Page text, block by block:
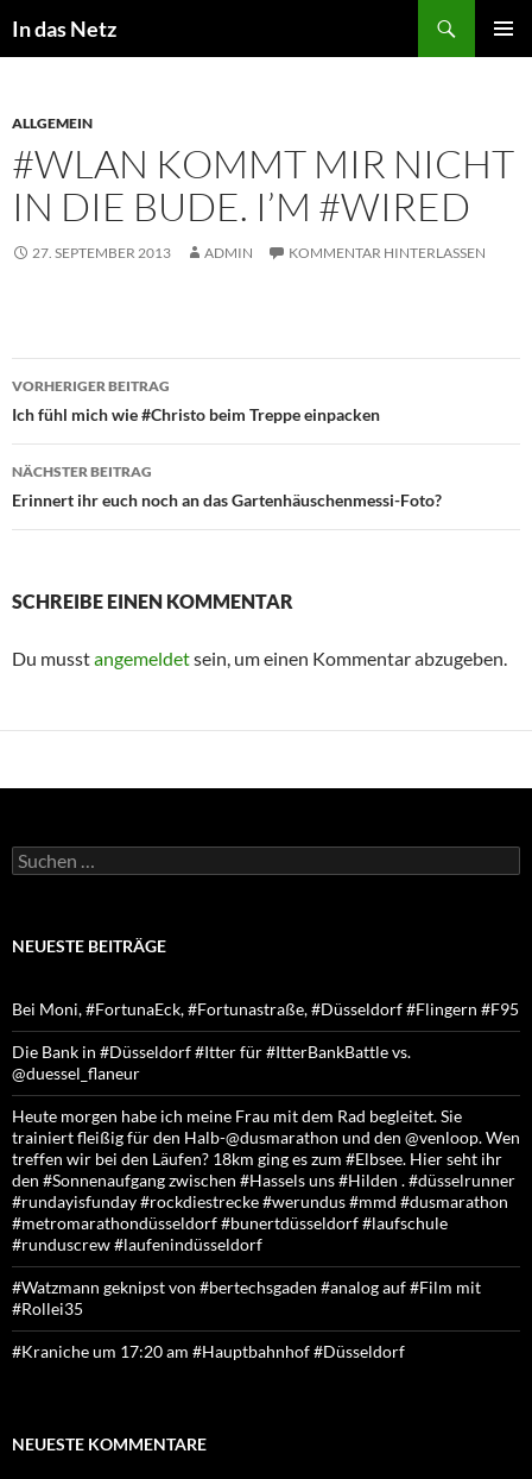
Inhalt
In das Netz
ALLGEMEIN
#WLAN KOMMT MIR NICHT
IN DIE BUDE. I’M #WIRED
27. SEPTEMBER 2013 ADMIN KOMMENTAR HINTERLASSEN
Beitragsnavigation
VORHERIGER BEITRAG
Ich fühl mich wie #Christo beim Treppe einpacken
NÄCHSTER BEITRAG
Erinnert ihr euch noch an das Gartenhäuschenmessi-Foto?
SCHREIBE EINEN KOMMENTAR
Du musstangemeldetsein, um einen Kommentar abzugeben.
Suchen
nach:
NEUESTE BEITRÄGE
Bei Moni, #FortunaEck, #Fortunastraße, #Düsseldorf #Flingern #F95
Die Bank in #Düsseldorf #Itter für #ItterBankBattle vs.
@duessel_flaneur
Heute morgen habe ich meine Frau mit dem Rad begleitet. Sie
trainiert fleißig für den Halb-@dusmarathon und den @venloop. Wen
treffen wir bei den Läufen? 18km ging es zum #Elbsee. Hier seht ihr
den #Sonnenaufgang zwischen #Hassels uns #Hilden . #düsselrunner
#rundayisfunday #rockdiestrecke #werundus #mmd #dusmarathon
#metromarathondüsseldorf #bunertdüsseldorf #laufschule
#runduscrew #laufenindüsseldorf
#Watzmann geknipst von #bertechsgaden #analog auf #Film mit
#Rollei35
#Kraniche um 17:20 am #Hauptbahnhof #Düsseldorf
NEUESTE KOMMENTARE